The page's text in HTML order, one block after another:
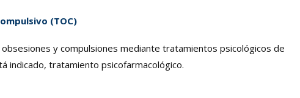
(TOC)
y compulsiones mediante tratamientos psicológicos de
indicado, tratamiento psicofarmacológico.